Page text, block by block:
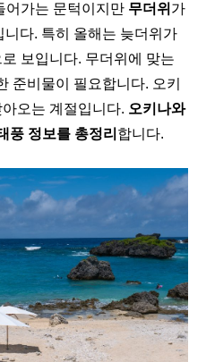
어가는 문턱이지만 무더위 가
다. 특히 올해는 늦더위가
보입니다. 무더위에 맞는
준비물이 필요합니다. 오키
오는 계절입니다. 오키나와
풍 정보를 총정리 합니다.